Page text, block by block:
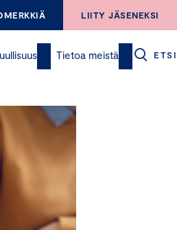
LIITY JÄSENEKSI
Tietoa meistä ETSI